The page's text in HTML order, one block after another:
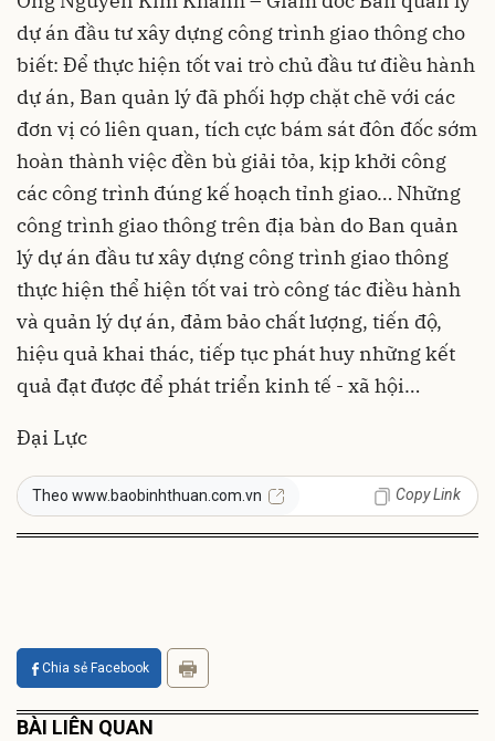
dự án đầu tư xây dựng công trình giao thông cho
biết: Để thực hiện tốt vai trò chủ đầu tư điều hành
dự án, Ban quản lý đã phối hợp chặt chẽ với các
đơn vị có liên quan, tích cực bám sát đôn đốc sớm
hoàn thành việc đền bù giải tỏa, kịp khởi công
các công trình đúng kế hoạch tỉnh giao… Những
công trình giao thông trên địa bàn do Ban quản
lý dự án đầu tư xây dựng công trình giao thông
thực hiện thể hiện tốt vai trò công tác điều hành
và quản lý dự án, đảm bảo chất lượng, tiến độ,
hiệu quả khai thác, tiếp tục phát huy những kết
quả đạt được để phát triển kinh tế - xã hội…
Đại Lực
Theo www.baobinhthuan.com.vn Copy Link
Chia sẻ Facebook
BÀI LIÊN QUAN